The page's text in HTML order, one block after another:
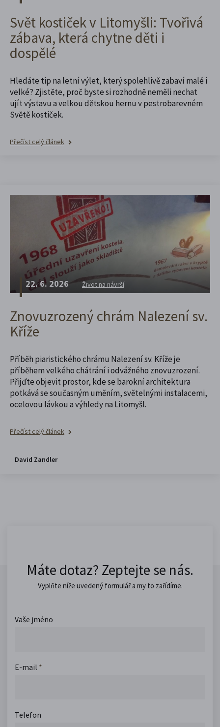
Svět kostiček v Litomyšli: Tvořivá
zábava, která chytne děti i
dospělé
Hledáte tip na letní výlet, který spolehlivě zabaví malé i
velké? Zjistěte, proč byste si rozhodně neměli nechat
ujít výstavu a velkou dětskou hernu v pestrobarevném
Světě kostiček.
Přečíst celý článek
22. 6. 2026 Život na návrší
Znovuzrozený chrám Nalezení sv.
Kříže
Příběh piaristického chrámu Nalezení sv. Kříže je
příběhem velkého chátrání i odvážného znovuzrození.
Přijďte objevit prostor, kde se barokní architektura
potkává se současným uměním, světelnými instalacemi,
ocelovou lávkou a výhledy na Litomyšl.
Přečíst celý článek
David Zandler
Máte dotaz? Zeptejte se nás.
Vyplňte níže uvedený formulář a my to zařídíme.
Vaše jméno
E-mail *
Telefon